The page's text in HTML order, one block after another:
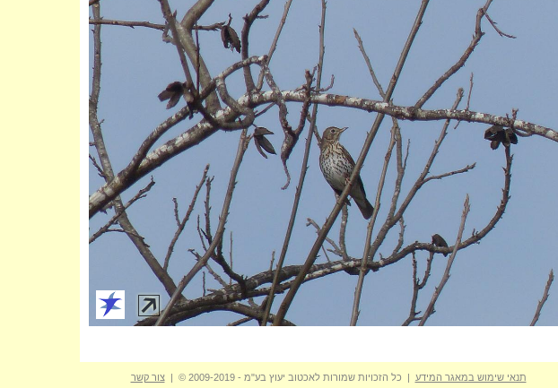
תנאי שימוש במאגר המידע | כל הזכויות שמורות לאכטוב יעוץ בע"מ - 2009-2019 © | צור קשר